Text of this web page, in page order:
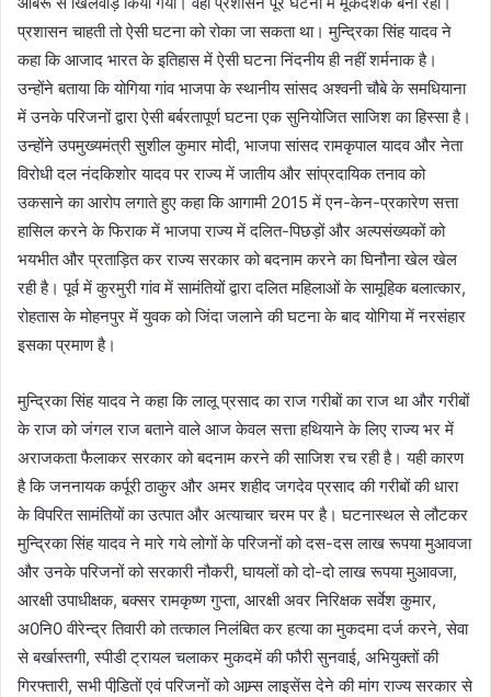
प्रशासन चाहती तो ऐसी घटना को रोका जा सकता था। मुन्द्रिका सिंह यादव ने
कहा कि आजाद भारत के इतिहास में ऐसी घटना निंदनीय ही नहीं शर्मनाक है।
उन्होंने बताया कि योगिया गांव भाजपा के स्थानीय सांसद अश्वनी चौबे के समधियाना
में उनके परिजनों द्वारा ऐसी बर्बरतापूर्ण घटना एक सुनियोजित साजिश का हिस्सा है।
उन्होंने उपमुख्यमंत्री सुशील कुमार मोदी, भाजपा सांसद रामकृपाल यादव और नेता
विरोधी दल नंदकिशोर यादव पर राज्य में जातीय और सांप्रदायिक तनाव को
उकसाने का आरोप लगाते हुए कहा कि आगामी 2015 में एन-केन-प्रकारेण सत्ता
हासिल करने के फिराक में भाजपा राज्य में दलित-पिछड़ों और अल्पसंख्यकों को
भयभीत और प्रताड़ित कर राज्य सरकार को बदनाम करने का घिनौना खेल खेल
रही है। पूर्व में कुरमुरी गांव में सामंतियों द्वारा दलित महिलाओं के सामूहिक बलात्कार,
रोहतास के मोहनपुर में युवक को जिंदा जलाने की घटना के बाद योगिया में नरसंहार
इसका प्रमाण है।
मुन्द्रिका सिंह यादव ने कहा कि लालू प्रसाद का राज गरीबों का राज था और गरीबों
के राज को जंगल राज बताने वाले आज केवल सत्ता हथियाने के लिए राज्य भर में
अराजकता फैलाकर सरकार को बदनाम करने की साजिश रच रही है। यही कारण
है कि जननायक कर्पूरी ठाकुर और अमर शहीद जगदेव प्रसाद की गरीबों की धारा
के विपरित सामंतियों का उत्पात और अत्याचार चरम पर है। घटनास्थल से लौटकर
मुन्द्रिका सिंह यादव ने मारे गये लोगों के परिजनों को दस-दस लाख रूपया मुआवजा
और उनके परिजनों को सरकारी नौकरी, घायलों को दो-दो लाख रूपया मुआवजा,
आरक्षी उपाधीक्षक, बक्सर रामकृष्ण गुप्ता, आरक्षी अवर निरिक्षक सर्वेश कुमार,
अ0नि0 वीरेन्द्र तिवारी को तत्काल निलंबित कर हत्या का मुकदमा दर्ज करने, सेवा
से बर्खास्तगी, स्पीडी ट्रायल चलाकर मुकदमें की फौरी सुनवाई, अभियुक्तों की
गिरफ्तारी, सभी पीडि़तों एवं परिजनों को आम्र्स लाइसेंस देने की मांग राज्य सरकार से